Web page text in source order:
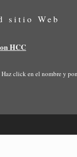
sitio Web
HCC
click en el nombre y